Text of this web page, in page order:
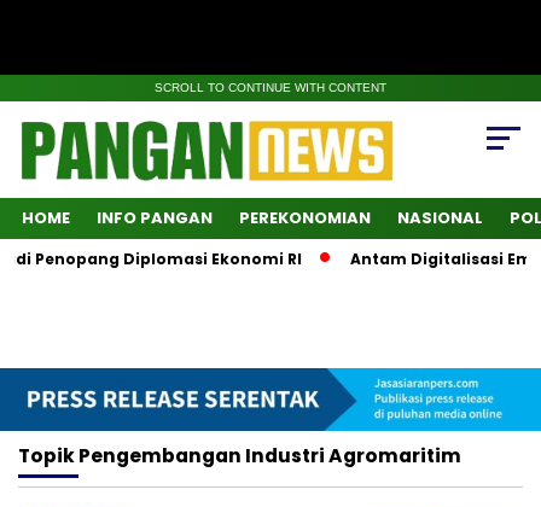
SCROLL TO CONTINUE WITH CONTENT
HOME INFO PANGAN PEREKONOMIAN NASIONAL
Penopang Diplomasi Ekonomi RI Antam Digitalisasi
TopikPengembangan Industri Agromaritim